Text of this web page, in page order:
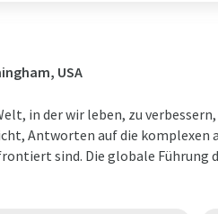
USA
in der wir leben, zu
Antworten auf die komplexen
sind. Die globale Führung